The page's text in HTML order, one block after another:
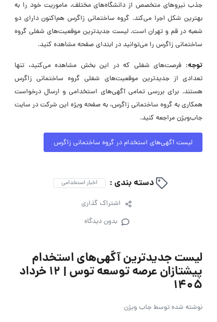
جذب نیروهای متخصص از دانشگاه‌های مختلف، ماموریت خود را به
بهترین شکل اجرا می‌کند. گروه ساختمانی زاگرس هم‌اکنون دارای دو
شعبه در قم و تهران است. لیست جدیدترین موقعیت‌های شغلی گروه
ساختمانی زاگرس را می‌توانید در ابتدای صفحه مشاهده کنید.
توجه: فرصت‌های شغلی که در این بخش مشاهده می‌کنید، تنها
تعدادی از جدیدترین موقعیت‌های شغلی گروه ساختمانی زاگرس
هستند. برای بررسی تمامی آگهی‌های استخدامی و ارسال درخواست
همکاری به گروه ساختمانی زاگرس، به صفحه ویژه این شرکت در سایت
جاب‌ویژن مراجعه کنید.
لیست آگهی‌های استخدام در گروه ساختمانی زاگرس
دسته بندی : اخبار استخدامی
اشتراک گذاری
بدون دیدگاه
لیست جدیدترین آگهی‌های استخدام
پیشتازان عرصه توسعه توس | ۱۲ خرداد
۱۴۰۵
نوشته شده توسطجاب ویژن